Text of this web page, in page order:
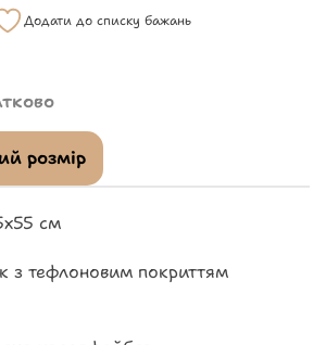
Додати до списку бажань
розмір
см
з тефлоновим покриттям